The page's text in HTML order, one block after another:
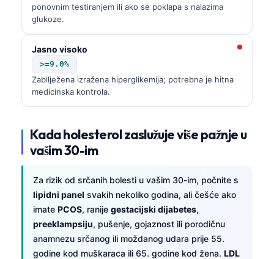
ponovnim testiranjem ili ako se poklapa s nalazima
glukoze.
Jasno visoko
>=9.0%
Zabilježena izražena hiperglikemija; potrebna je hitna
medicinska kontrola.
Kada holesterol zaslužuje više pažnje u
vašim 30-im
Za rizik od srčanih bolesti u vašim 30-im, počnite s
lipidni panel svakih nekoliko godina, ali češće ako
imate PCOS, ranije gestacijski dijabetes,
preeklampsiju, pušenje, gojaznost ili porodičnu
anamnezu srčanog ili moždanog udara prije 55.
godine kod muškaraca ili 65. godine kod žena. LDL